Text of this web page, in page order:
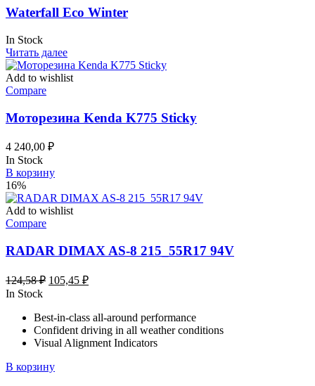
Waterfall Eco Winter
In Stock
Читать далее
Add to wishlist
Compare
Моторезина Kenda K775 Sticky
4 240,00 ₽
In Stock
В корзину
16%
Add to wishlist
Compare
RADAR DIMAX AS-8 215_55R17 94V
124,58₽ Первоначальная
124,58 ₽.
105,45 ₽Текущая
In Stock
Best-in-class all-around performance
Confident driving in all weather conditions
Visual Alignment Indicators
В корзину